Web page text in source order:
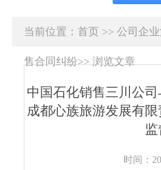
当前位置： 首页 >> 公司企
售合同纠纷>>浏览文章
中国石化销售三川公
成都心族旅游发展有
时间：